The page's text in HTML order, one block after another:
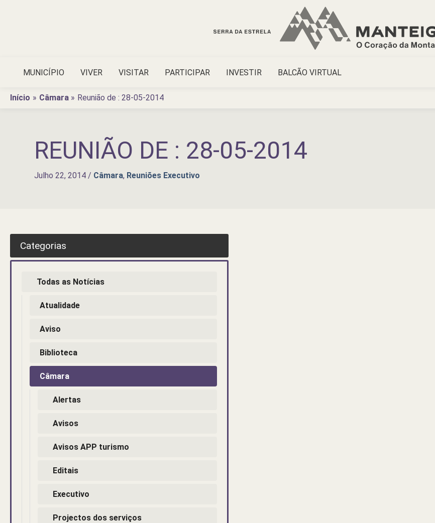
MUNICÍPIO VIVER VISITAR PARTICIPAR INVESTIR BALCÃO VIRTUAL
Início Câmara Reunião de : 28-05-2014
REUNIÃO DE : 28-05-2014
Julho 22, 2014 / Câmara, Reuniões Executivo
Categorias
Todas as Notícias
Atualidade
Aviso
Biblioteca
Câmara
Alertas
Avisos
Avisos APP turismo
Editais
Executivo
Projectos dos serviços